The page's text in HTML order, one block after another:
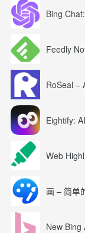
Bing
Feedly
画 – 简单